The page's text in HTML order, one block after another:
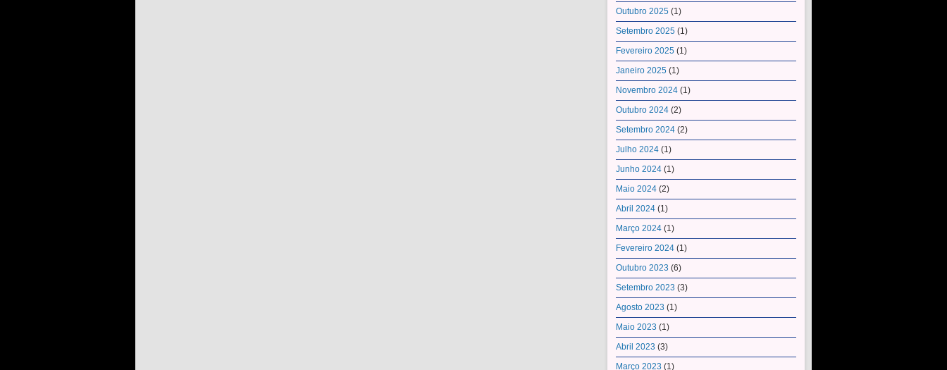
Outubro 2025 (1)
Setembro 2025 (1)
Fevereiro 2025 (1)
Janeiro 2025 (1)
Novembro 2024 (1)
Outubro 2024 (2)
Setembro 2024 (2)
Julho 2024 (1)
Junho 2024 (1)
Maio 2024 (2)
Abril 2024 (1)
Março 2024 (1)
Fevereiro 2024 (1)
Outubro 2023 (6)
Setembro 2023 (3)
Agosto 2023 (1)
Maio 2023 (1)
Abril 2023 (3)
Março 2023 (1)